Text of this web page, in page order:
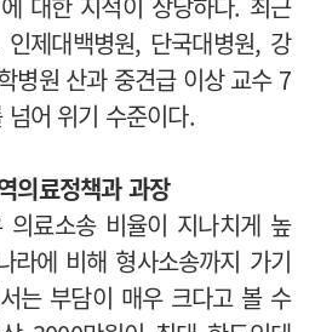
제대백병원, 단국대병원, 강
병원 산과 중견급 이상 교수 7
어 위기 수준이다.
의료정책과 과장
의료소송 비율이 지나치게 높
라에 비해 형사소송까지 가기
는 부담이 매우 크다고 볼 수